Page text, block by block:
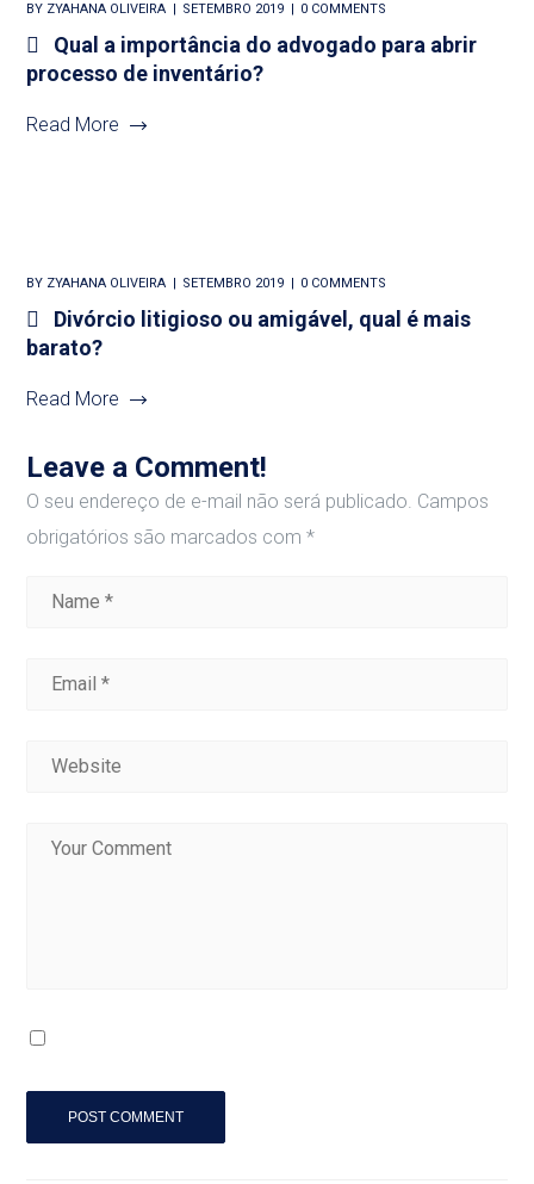
BY ZYAHANA OLIVEIRA SETEMBRO 2019 0 COMMENTS
Qual a importância do advogado para abrir
processo de inventário?
Read More
BY ZYAHANA OLIVEIRA SETEMBRO 2019 0 COMMENTS
Divórcio litigioso ou amigável, qual é mais
barato?
Read More
Leave a Comment!
O seu endereço de e-mail não será publicado. Campos
obrigatórios são marcados com*